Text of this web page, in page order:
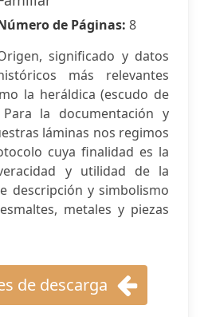
de Páginas: 8
significado y datos
más relevantes
la heráldica (escudo de
la documentación y
láminas nos regimos
cuya finalidad es la
y utilidad de la
descripción y simbolismo
metales y piezas
de descarga